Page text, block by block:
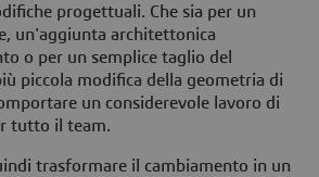
progettuali. Che sia per un
un'aggiunta architettonica
o per un semplice taglio del
piccola modifica della geometria di
un considerevole lavoro di
tutto il team.
trasformare il cambiamento in un